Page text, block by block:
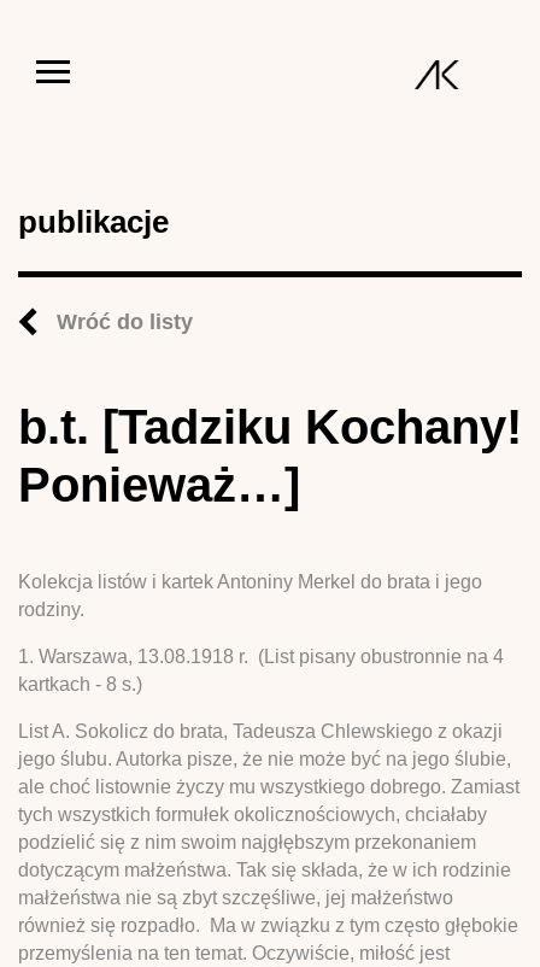
publikacje
Wróć do listy
b.t. [Tadziku Kochany!
Ponieważ…]
Kolekcja listów i kartek Antoniny Merkel do brata i jego
rodziny.
1. Warszawa, 13.08.1918 r. (List pisany obustronnie na 4
kartkach - 8 s.)
List A. Sokolicz do brata, Tadeusza Chlewskiego z okazji
jego ślubu. Autorka pisze, że nie może być na jego ślubie,
ale choć listownie życzy mu wszystkiego dobrego. Zamiast
tych wszystkich formułek okolicznościowych, chciałaby
podzielić się z nim swoim najgłębszym przekonaniem
dotyczącym małżeństwa. Tak się składa, że w ich rodzinie
małżeństwa nie są zbyt szczęśliwe, jej małżeństwo
również się rozpadło. Ma w związku z tym często głębokie
przemyślenia na ten temat. Oczywiście, miłość jest